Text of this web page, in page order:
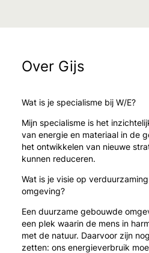
Over Gijs
Wat is je specialisme bij W/E?
Mijn specialisme is het
van energie en materiaal in de
het ontwikkelen van nieuwe
kunnen reduceren.
Wat is je visie op
omgeving?
Een duurzame gebouwde
een plek waarin de mens in
met de natuur. Daarvoor zijn
zetten: ons energieverbruik